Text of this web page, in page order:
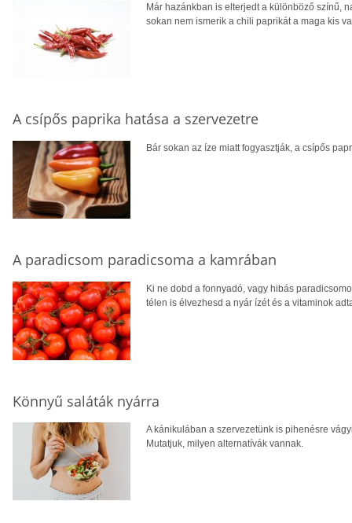
Már hazánkban is elterjedt a különböző színű,
sokan nem ismerik a chili paprikát a maga kis
A csípős paprika hatása a szervezetre
Bár sokan az íze miatt fogyasztják, a csípős
A paradicsom paradicsoma a kamrában
Ki ne dobd a fonnyadó, vagy hibás
télen is élvezhesd a nyár ízét és a vitaminok
Könnyű saláták nyárra
A kánikulában a szervezetünk is pihenésre
Mutatjuk, milyen alternatívák vannak.